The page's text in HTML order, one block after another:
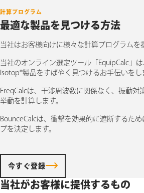
計算プログラム
最適な製品を見つける方法
当社はお客様向けに様々な計算プログラムを
当社のオンライン選定ツール「EquipCalc」
Isotop®製品をすばやく見つけるお手伝いをし
FreqCalcは、干渉周波数に関係なく、振動対
挙動を計算します。
BounceCalcは、衝撃を効果的に遮断するた
プを決定します。
今すぐ登録
当社がお客様に提供するもの